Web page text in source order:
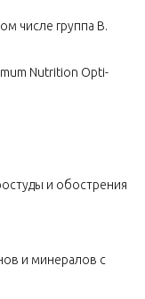
числе группа В.
Nutrition Opti-
и обострения
и минералов с